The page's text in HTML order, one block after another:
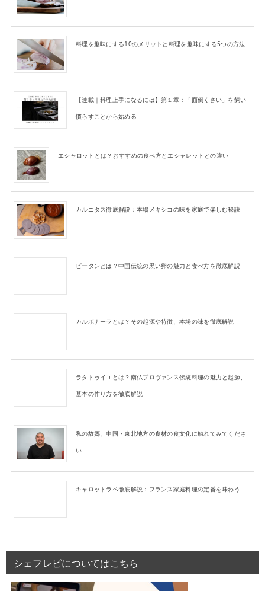
料理を趣味にする10のメリットと料理を趣味にする5つの方法
【連載｜料理上手になるには】第１章：「面倒くさい」を飼い
慣らすことから始める
エシャロットとは？おすすめの食べ方とエシャレットとの違い
カルニタス徹底解説：本場メキシコの味を家庭で楽しむ秘訣
ピータンとは？中国伝統の黒い卵の魅力と食べ方を徹底解説
カルボナーラとは？その起源や特徴、本場の味を徹底解説
ラタトゥイユとは？南仏プロヴァンス伝統料理の魅力と起源、
基本の作り方を徹底解説
私の故郷、中国・東北地方の食材の食文化に触れてみてくださ
い
キャロットラペ徹底解説：フランス家庭料理の定番を味わう
シェフレピについてはこちら